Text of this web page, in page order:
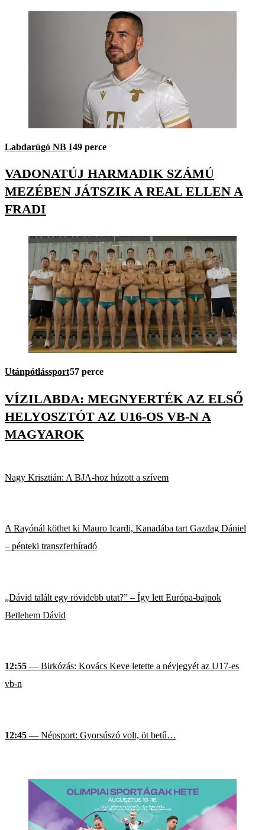
Labdarúgó NB I49 perce
VADONATÚJ HARMADIK SZÁMÚ
MEZÉBEN JÁTSZIK A REAL ELLEN A
FRADI
Utánpótlássport57 perce
VÍZILABDA: MEGNYERTÉK AZ ELSŐ
HELYOSZTÓT AZ U16-OS VB-N A
MAGYAROK
Nagy Krisztián: A BJA-hoz húzott a szívem
A Rayónál köthet ki Mauro Icardi, Kanadába tart Gazdag Dániel
– pénteki transzferhíradó
„Dávid talált egy rövidebb utat?” – Így lett Európa-bajnok
Betlehem Dávid
12:55 — Birkózás: Kovács Keve letette a névjegyét az U17-es
vb-n
12:45 — Népsport: Gyorsúszó volt, öt betű…